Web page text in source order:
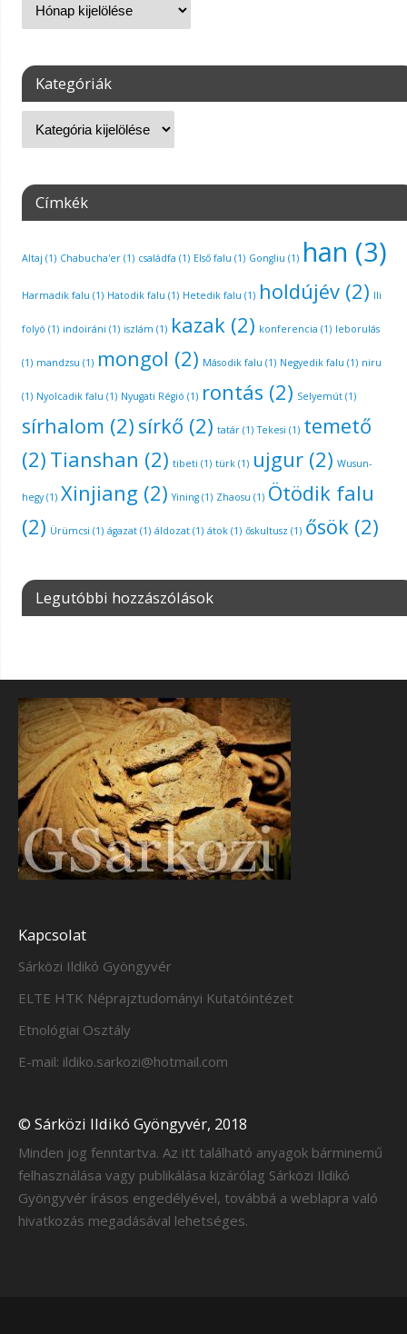
Kategóriák
Címkék
Altaj (1) Chabucha'er(1) családfa (1) Első falu (1) Gongliu (1) han (3)
Harmadik falu (1) Hatodik falu (1) Hetedik falu (1) holdújév(2) Ili
folyó (1) indoiráni (1) iszlám (1) kazak(2) konferencia (1) leborulás
(1) mandzsu (1) mongol (2) Második falu (1) Negyedik falu (1) niru
(1) Nyolcadik falu (1) Nyugati Régió (1) rontás (2) Selyemút(1)
sírhalom (2) sírkő (2) tatár(1) Tekesi (1) temető
(2) Tianshan (2) tibeti (1) türk(1) ujgur(2) Wusun-
hegy(1) Xinjiang (2) Yining(1) Zhaosu (1) Ötödik falu
(2) Ürümcsi (1) ágazat(1) áldozat(1) átok(1) őskultusz (1) ősök(2)
Legutóbbi hozzászólások
Kapcsolat
Sárközi Ildikó Gyöngyvér
ELTE HTK Néprajztudományi Kutatóintézet
Etnológiai Osztály
E-mail: ildiko.sarkozi@hotmail.com
© Sárközi Ildikó Gyöngyvér, 2018
Minden jog fenntartva. Az itt található anyagok bárminemű
felhasználása vagy publikálása kizárólag Sárközi Ildikó
Gyöngyvér írásos engedélyével, továbbá a weblapra való
hivatkozás megadásával lehetséges.